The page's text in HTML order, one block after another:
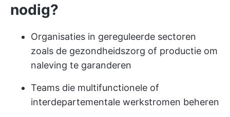
nodig?
Organisaties in gereguleerde sectoren
zoals de gezondheidszorg of productie om
naleving te garanderen
Teams die multifunctionele of
interdepartementale werkstromen beheren